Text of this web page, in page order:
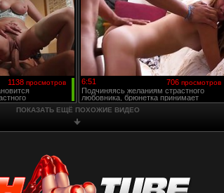
1138 просмотров 6:51 706 просмотров
Подчиняясь желаниям страстного
любовника, брюнетка принимает
позу рачком
ПОКАЗАТЬ ЕЩЁ ПОХОЖИЕ ВИДЕО